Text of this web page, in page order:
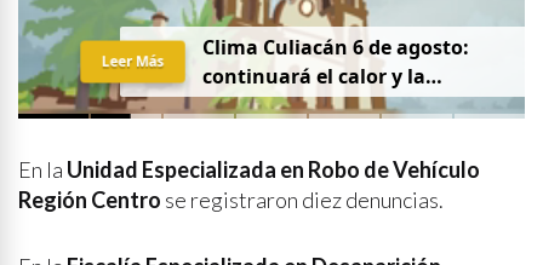
Clima Culiacán 6 de agosto:
continuará el calor y la
probabilidad de lluvia
Leer Más
En la Unidad Especializada en Robo de Vehículo
Región Centro se registraron diez denuncias.